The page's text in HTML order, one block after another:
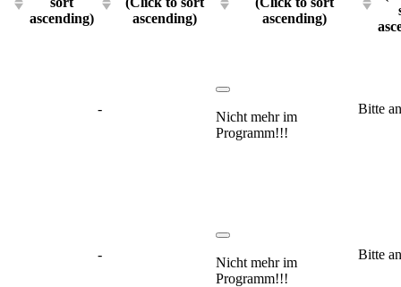
ascending)
ascending)
ascending)
-
Nicht mehr im
Programm!!!
Bitte
-
Nicht mehr im
Programm!!!
Bitte